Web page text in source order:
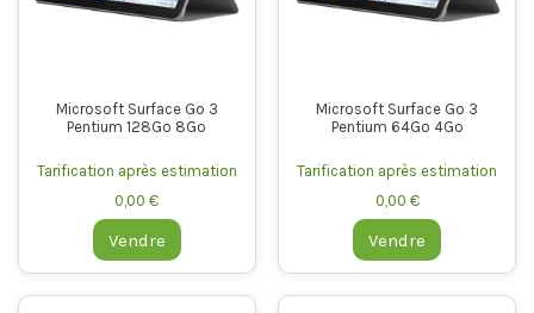
Microsoft Surface Go 3
Pentium 128Go 8Go
Tarification après estimation
0,00 €
Vendre
Microsoft Surface Go 3
Pentium 64Go 4Go
Tarification après estimation
0,00 €
Vendre